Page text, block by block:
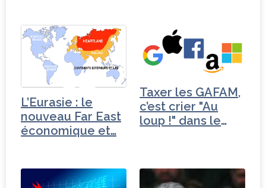
L’Eurasie : le
nouveau Far East
économique et…
Taxer les GAFAM,
c’est crier "Au
loup !" dans le